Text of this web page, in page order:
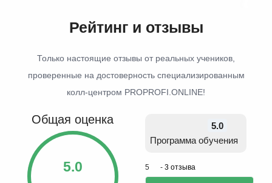
Рейтинг и отзывы
Только настоящие отзывы от реальных учеников,
проверенные на достоверность специализированным
колл-центром PROPROFI.ONLINE!
Общая оценка
5.0
5.0
Программа обучения
5 - 3 отзыва